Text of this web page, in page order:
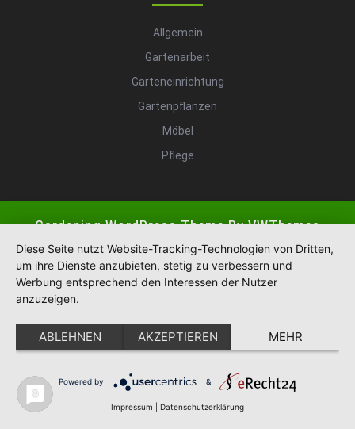
Allgemein
Gartenarbeit
Garteneinrichtung
Gartenpflanzen
Möbel
Pflege
Gardening WordPress ThemeBy VWThemes
Scroll
Up
Diese Seite nutzt Website-Tracking-Technologien von Dritten,
um ihre Dienste anzubieten, stetig zu verbessern und
Werbung entsprechend den Interessen der Nutzer
anzuzeigen.
ABLEHNEN AKZEPTIEREN MEHR
Powered by &
Impressum Datenschutzerklärung